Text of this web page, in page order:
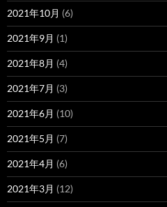
2021年10月 (6)
2021年9月 (1)
2021年8月 (4)
2021年7月 (3)
2021年6月 (10)
2021年5月 (7)
2021年4月 (6)
2021年3月 (12)